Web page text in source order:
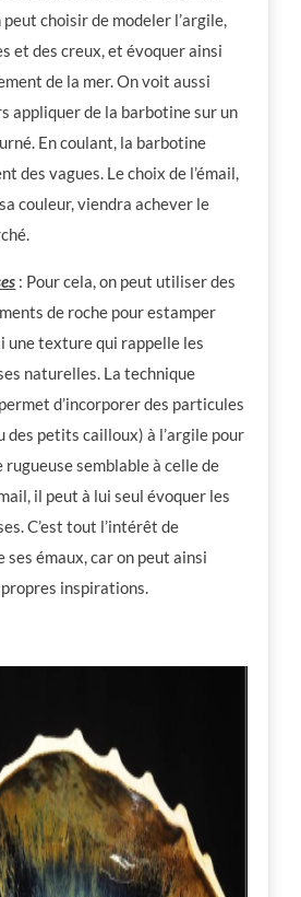
choisir de modeler l’argile,
et des creux, et évoquer ainsi
de la mer. On voit aussi
appliquer de la barbotine sur un
En coulant, la barbotine
des vagues. Le choix de l’émail,
couleur, viendra achever le
: Pour cela, on peut utiliser des
de roche pour estamper
une texture qui rappelle les
naturelles. La technique
d’incorporer des particules
des petits cailloux) à l’argile pour
semblable à celle de
il peut à lui seul évoquer les
C’est tout l’intérêt de
émaux, car on peut ainsi
inspirations.